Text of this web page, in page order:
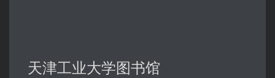
天津工业大学图书馆